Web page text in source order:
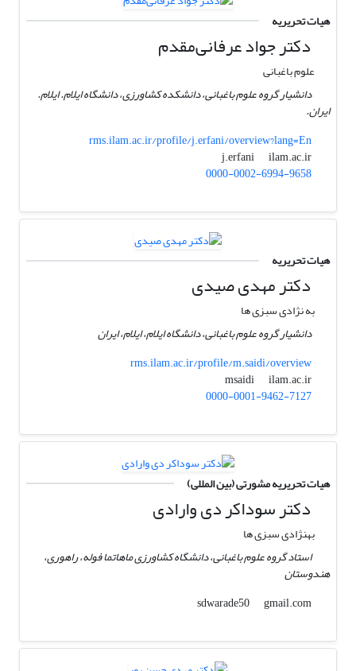
هیات تحریریه
دکتر جواد عرفانی‌مقدم
علوم باغبانی
دانشیار گروه علوم باغبانی، دانشکده کشاورزی، دانشگاه ایلام. ایلام.
ایران.
rms.ilam.ac.ir/profile/j.erfani/overview?lang=En
j.erfani
ilam.ac.ir
0000-0002-6994-9658
هیات تحریریه
دکتر مهدی صیدی
به نژادی سبزی ها
دانشیار گروه علوم باغبانی، دانشگاه ایلام، ایلام، ایران
rms.ilam.ac.ir/profile/m.saidi/overview
msaidi
ilam.ac.ir
0000-0001-9462-7127
هیات تحریریه مشورتی (بین المللی)
دکتر سوداکر دی وارادی
بهنژادی سبزی ها
استاد گروه علوم باغبانی، دانشگاه کشاورزی ماهاتما فوله، راهوری،
هندوستان
sdwarade50
gmail.com